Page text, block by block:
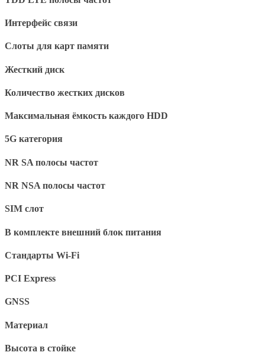
Интерфейс связи
Слоты для карт памяти
Жесткий диск
Количество жестких дисков
Максимальная ёмкость каждого HDD
5G категория
NR SA полосы частот
NR NSA полосы частот
SIM слот
В комплекте внешний блок питания
Стандарты Wi-Fi
PCI Express
GNSS
Материал
Высота в стойке